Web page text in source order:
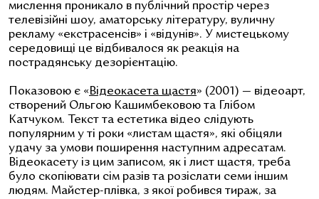
мислення проникало в публічний простір через
телевізійні шоу, аматорську літературу, вуличну
рекламу «екстрасенсів» і «відунів». У мистецькому
середовищі це відбивалося як реакція на
пострадянську дезорієнтацію.
Показовою є « Відеокасета щастя» (2001) — відеоарт,
створений Ольгою Кашимбековою та Глібом
Катчуком. Текст та естетика відео слідують
популярним у ті роки «листам щастя», які обіцяли
удачу за умови поширення наступним адресатам.
Відеокасету із цим записом, як і лист щастя, треба
було скопіювати сім разів та розіслати семи іншим
людям. Майстер-плівка, з якої робився тираж, за